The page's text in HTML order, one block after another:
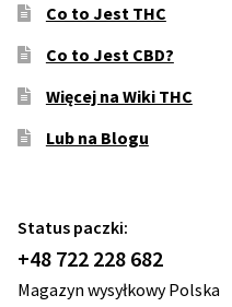
Co to Jest THC
Co to Jest CBD?
Więcej na Wiki THC
Lub na Blogu
Status paczki:
+48 722 228 682
Magazyn wysyłkowy Polska